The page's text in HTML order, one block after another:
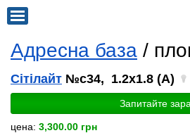
Адресна база /
Сітілайт №c34, 1.2x1.8 (A)
Запитайте
цена: 3,300.00 грн